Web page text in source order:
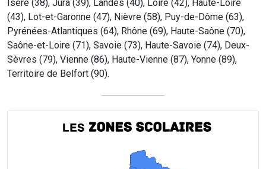
Isère (38), Jura (39), Landes (40), Loire (42), Haute-Loire
(43), Lot-et-Garonne (47), Nièvre (58), Puy-de-Dôme (63),
Pyrénées-Atlantiques (64), Rhône (69), Haute-Saône (70),
Saône-et-Loire (71), Savoie (73), Haute-Savoie (74), Deux-
Sèvres (79), Vienne (86), Haute-Vienne (87), Yonne (89),
Territoire de Belfort (90).